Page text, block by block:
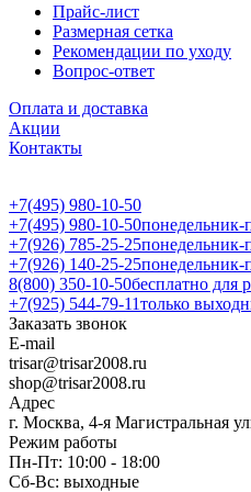
Прайс-лист
Размерная сетка
Рекомендации по уходу
Вопрос-ответ
Оплата и доставка
Акции
Контакты
+7(495) 980-10-50
+7(495) 980-10-50понедельник-
+7(926) 785-25-25понедельник-
+7(926) 140-25-25понедельник-
8(800) 350-10-50бесплатно для
+7(925) 544-79-11только
Заказать звонок
E-mail
trisar@trisar2008.ru
shop@trisar2008.ru
Адрес
г. Москва, 4-я Магистральная
Режим работы
Пн-Пт: 10:00 - 18:00
Сб-Вс: выходные